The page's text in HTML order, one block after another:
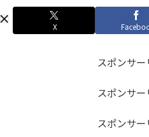
X
スポンサー
スポンサー
スポンサー